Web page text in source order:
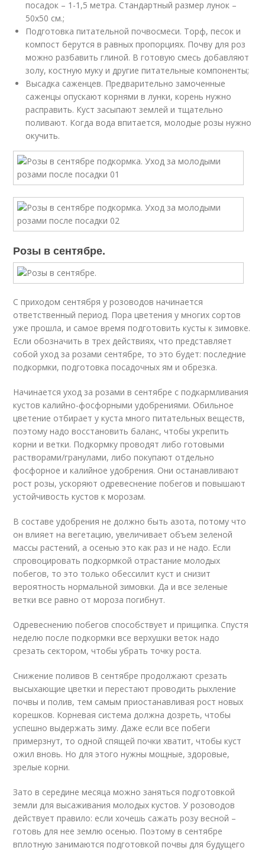
посадок – 1-1,5 метра. Стандартный размер лунок –
50х50 см.;
Подготовка питательной почвосмеси. Торф, песок и
компост берутся в равных пропорциях. Почву для роз
можно разбавить глиной. В готовую смесь добавляют
золу, костную муку и другие питательные компоненты;
Высадка саженцев. Предварительно замоченные
саженцы опускают корнями в лунки, корень нужно
расправить. Куст засыпают землей и тщательно
поливают. Когда вода впитается, молодые розы нужно
окучить.
Розы в сентябре.
С приходом сентября у розоводов начинается
ответственный период. Пора цветения у многих сортов
уже прошла, и самое время подготовить кусты к зимовке.
Если обозначить в трех действиях, что представляет
собой уход за розами сентябре, то это будет: последние
подкормки, подготовка посадочных ям и обрезка.
Начинается уход за розами в сентябре с подкармливания
кустов калийно-фосфорными удобрениями. Обильное
цветение отбирает у куста много питательных веществ,
поэтому надо восстановить баланс, чтобы укрепить
корни и ветки. Подкормку проводят либо готовыми
растворами/гранулами, либо покупают отдельно
фосфорное и калийное удобрения. Они останавливают
рост розы, ускоряют одревеснение побегов и повышают
устойчивость кустов к морозам.
В составе удобрения не должно быть азота, потому что
он влияет на вегетацию, увеличивает объем зеленой
массы растений, а осенью это как раз и не надо. Если
спровоцировать подкормкой отрастание молодых
побегов, то это только обессилит куст и снизит
вероятность нормальной зимовки. Да и все зеленые
ветки все равно от мороза погибнут.
Одревеснению побегов способствует и прищипка. Спустя
неделю после подкормки все верхушки веток надо
срезать сектором, чтобы убрать точку роста.
Снижение поливов В сентябре продолжают срезать
высыхающие цветки и перестают проводить рыхление
почвы и полив, тем самым приостанавливая рост новых
корешков. Корневая система должна дозреть, чтобы
успешно выдержать зиму. Даже если все побеги
примерзнут, то одной спящей почки хватит, чтобы куст
ожил вновь. Но для этого нужны мощные, здоровые,
зрелые корни.
Зато в середине месяца можно заняться подготовкой
земли для высаживания молодых кустов. У розоводов
действует правило: если хочешь сажать розу весной –
готовь для нее землю осенью. Поэтому в сентябре
вплотную занимаются подготовкой почвы для будущего